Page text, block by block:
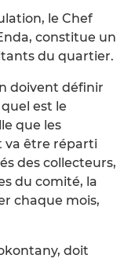
le Chef
constitue un
du quartier.
doivent définir
est le
que les
va être réparti
des collecteurs,
du comité, la
chaque mois,
doit